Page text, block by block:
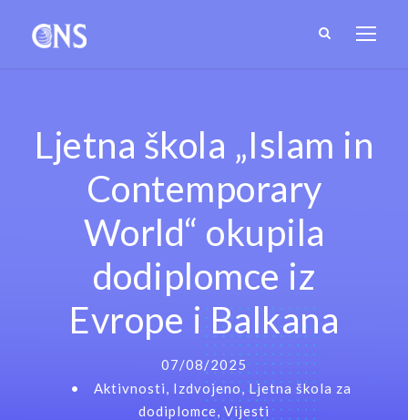
Ljetna škola „Islam in
Contemporary
World“ okupila
dodiplomce iz
Evrope i Balkana
07/08/2025
•
Aktivnosti, Izdvojeno, Ljetna škola za
dodiplomce, Vijesti